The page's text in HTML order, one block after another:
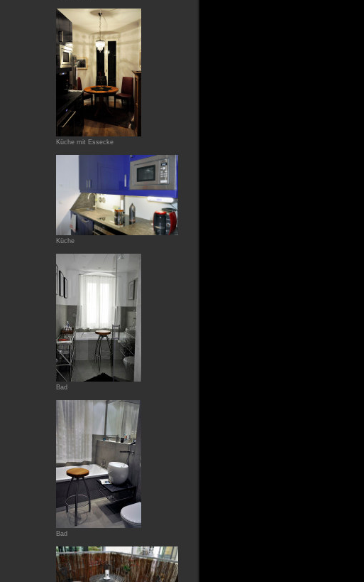
Küche mit Essecke
Küche
Bad
Bad